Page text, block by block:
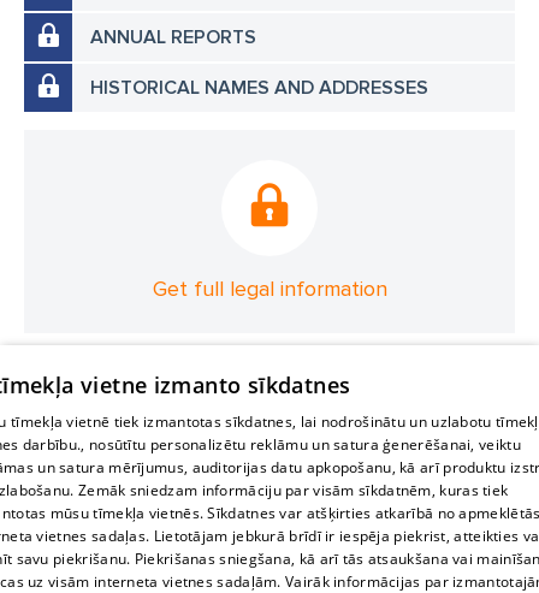
ANNUAL REPORTS
HISTORICAL NAMES AND ADDRESSES
Get full legal information
vietne izmanto sīkdatnes
tīmekļa vietnē tiek izmantotas sīkdatnes, lai nodrošinātu un uzlabotu
darbību., nosūtītu personalizētu reklāmu un satura ģenerēšanai, veiktu
un satura mērījumus, auditorijas datu apkopošanu, kā arī produktu
Zemāk sniedzam informāciju par visām sīkdatnēm, kuras tiek
mūsu tīmekļa vietnēs. Sīkdatnes var atšķirties atkarībā no
vietnes sadaļas. Lietotājam jebkurā brīdī ir iespēja piekrist, atteikties
savu piekrišanu. Piekrišanas sniegšana, kā arī tās atsaukšana vai
uz visām interneta vietnes sadaļām. Vairāk informācijas par